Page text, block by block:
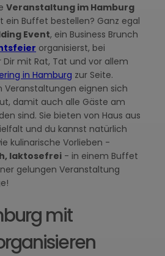
Veranstaltung im Hamburg
ein Buffet bestellen? Ganz egal
Event, ein Business Brunch
organisierst, bei
mit Rat, Tat und vor allem
in Hamburg zur Seite.
Veranstaltungen eignen sich
damit auch alle Gäste am
sind. Sie bieten von Haus aus
und du kannst natürlich
kulinarische Vorlieben -
laktosefrei - in einem Buffet
gelungen Veranstaltung
mit